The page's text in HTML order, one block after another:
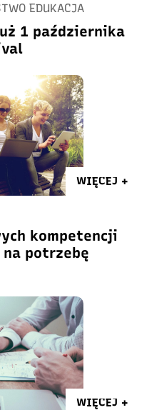
EDUKACJA
1 października
WIĘCEJ +
kompetencji
potrzebę
WIĘCEJ +